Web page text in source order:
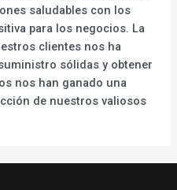
saludables con los
para los negocios. La
clientes nos ha
sólidas y obtener
nos han ganado una
de nuestros valiosos